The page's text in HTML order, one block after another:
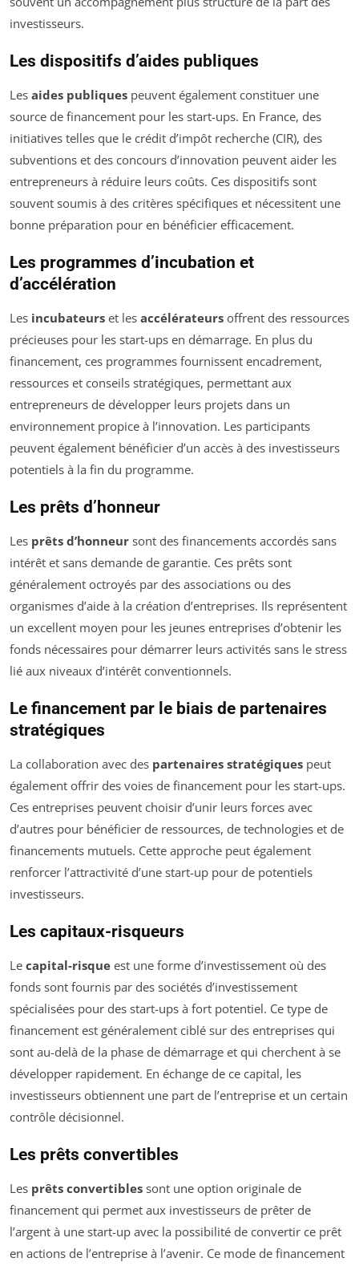
investisseurs.
Les dispositifs d’aides publiques
Les aides publiques peuvent également constituer une
source de financement pour les start-ups. En France, des
initiatives telles que le crédit d’impôt recherche (CIR), des
subventions et des concours d’innovation peuvent aider les
entrepreneurs à réduire leurs coûts. Ces dispositifs sont
souvent soumis à des critères spécifiques et nécessitent une
bonne préparation pour en bénéficier efficacement.
Les programmes d’incubation et
d’accélération
Les incubateurs et les accélérateurs offrent des ressources
précieuses pour les start-ups en démarrage. En plus du
financement, ces programmes fournissent encadrement,
ressources et conseils stratégiques, permettant aux
entrepreneurs de développer leurs projets dans un
environnement propice à l’innovation. Les participants
peuvent également bénéficier d’un accès à des investisseurs
potentiels à la fin du programme.
Les prêts d’honneur
Les prêts d’honneur sont des financements accordés sans
intérêt et sans demande de garantie. Ces prêts sont
généralement octroyés par des associations ou des
organismes d’aide à la création d’entreprises. Ils représentent
un excellent moyen pour les jeunes entreprises d’obtenir les
fonds nécessaires pour démarrer leurs activités sans le stress
lié aux niveaux d’intérêt conventionnels.
Le financement par le biais de partenaires
stratégiques
La collaboration avec des partenaires stratégiques peut
également offrir des voies de financement pour les start-ups.
Ces entreprises peuvent choisir d’unir leurs forces avec
d’autres pour bénéficier de ressources, de technologies et de
financements mutuels. Cette approche peut également
renforcer l’attractivité d’une start-up pour de potentiels
investisseurs.
Les capitaux-risqueurs
Le capital-risque est une forme d’investissement où des
fonds sont fournis par des sociétés d’investissement
spécialisées pour des start-ups à fort potentiel. Ce type de
financement est généralement ciblé sur des entreprises qui
sont au-delà de la phase de démarrage et qui cherchent à se
développer rapidement. En échange de ce capital, les
investisseurs obtiennent une part de l’entreprise et un certain
contrôle décisionnel.
Les prêts convertibles
Les prêts convertibles sont une option originale de
financement qui permet aux investisseurs de prêter de
l’argent à une start-up avec la possibilité de convertir ce prêt
en actions de l’entreprise à l’avenir. Ce mode de financement